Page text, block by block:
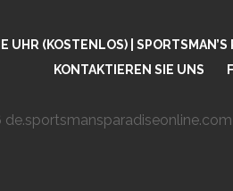
(KOSTENLOS) | SPORTSMAN’S
KONTAKTIEREN SIE UNS